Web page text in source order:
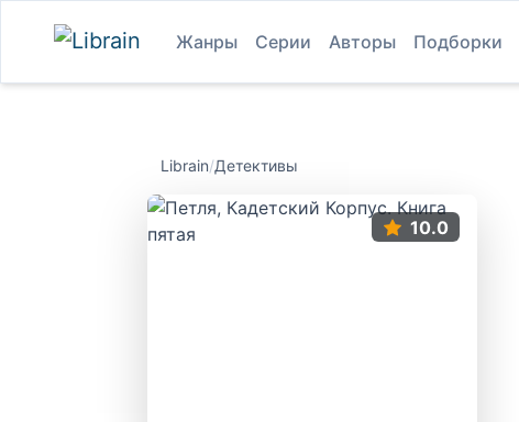
Жанры Серии Авторы Подборки
Librain/Детективы
10.0